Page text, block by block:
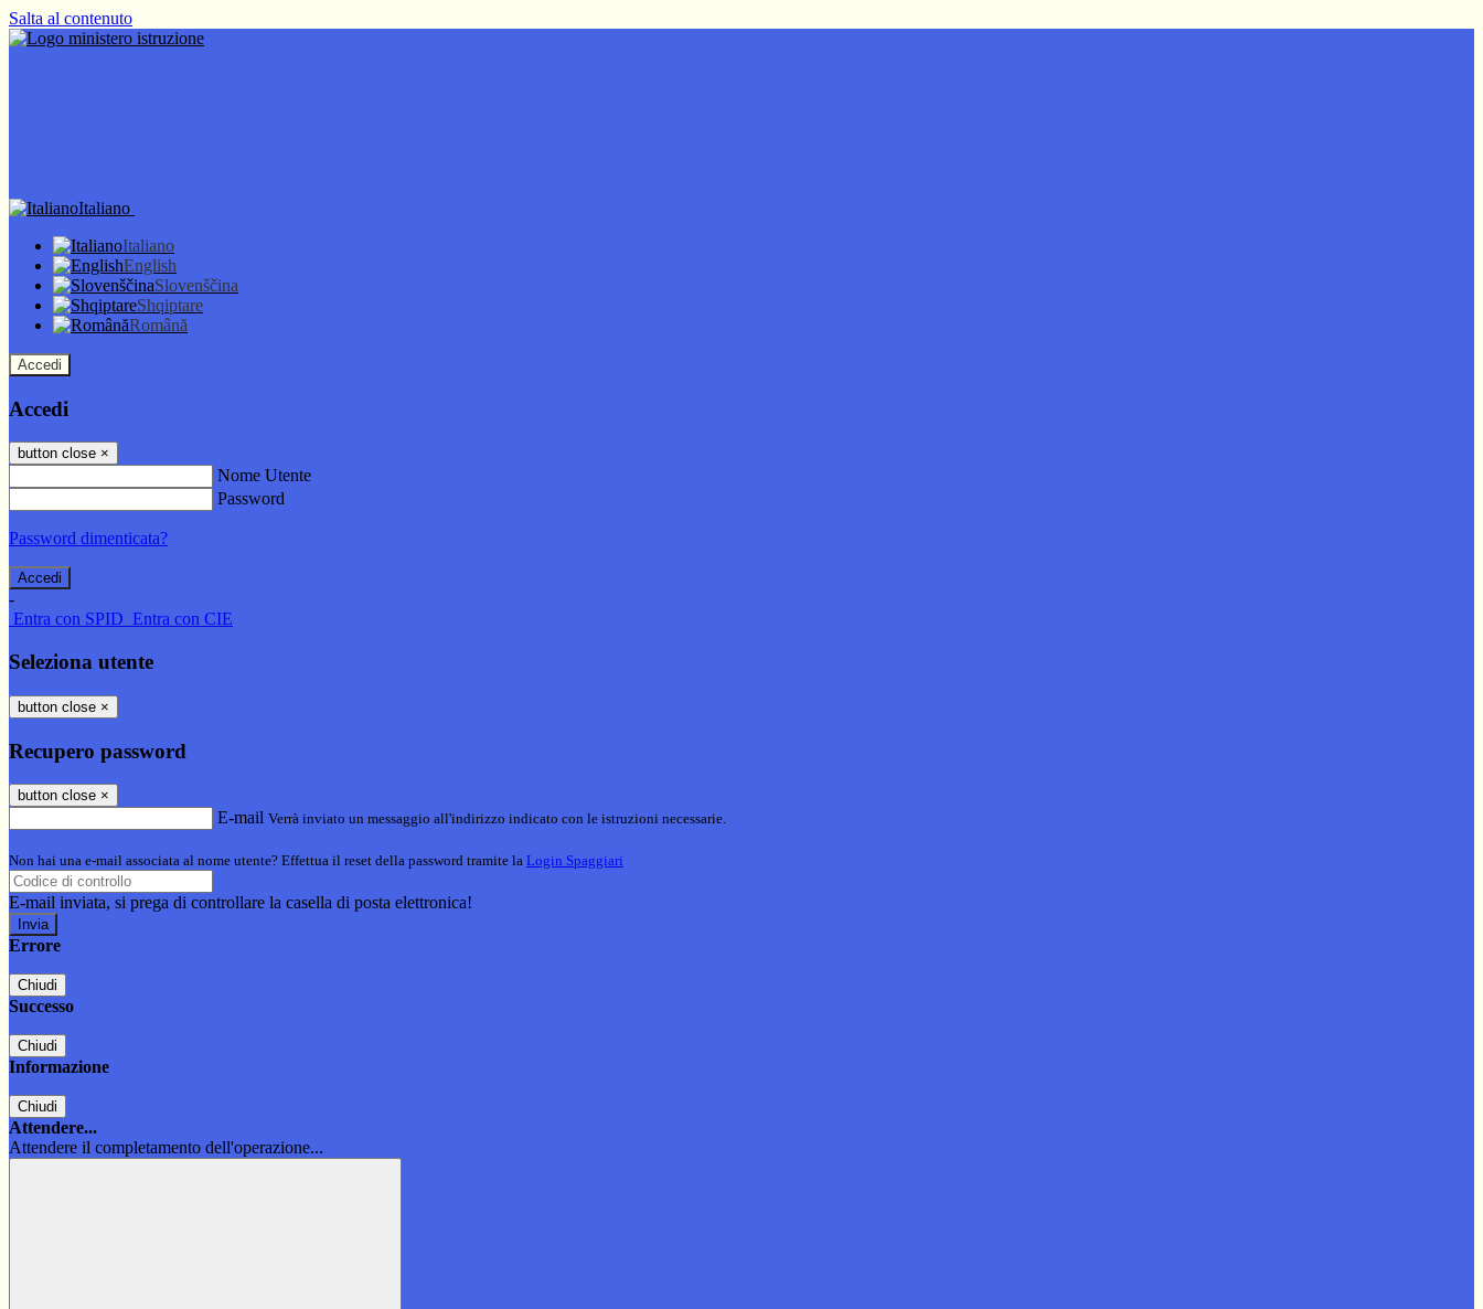
Salta al contenuto
Italiano
Italiano
English
Slovenščina
Shqiptare
Română
Accedi
Accedi
button close ×
Nome Utente
Password
Password dimenticata?
-
Entra con SPID Entra con CIE
Seleziona utente
button close ×
Recupero password
button close ×
E-mail Verrà inviato un messaggio all'indirizzo indicato con le istruzioni necessarie.
Non hai una e-mail associata al nome utente? Effettua il reset della password tramite la Login Spaggiari
E-mail inviata, si prega di controllare la casella di posta elettronica!
Errore
Chiudi
Successo
Chiudi
Informazione
Chiudi
Attendere...
Attendere il completamento dell'operazione...